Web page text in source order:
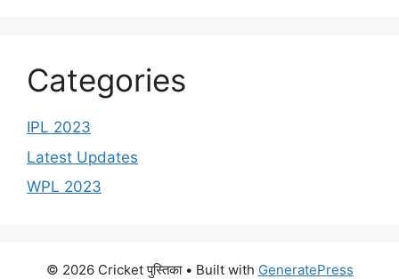
Categories
IPL 2023
Latest Updates
WPL 2023
© 2026 Cricket पुस्तिका• Built with GeneratePress